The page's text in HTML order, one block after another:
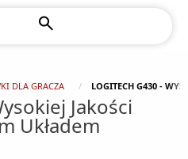
DLA GRACZA LOGITECH G430 -
Jakości
Układem